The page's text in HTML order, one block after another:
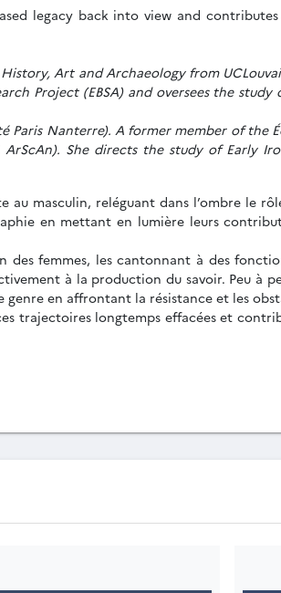
legacy back into view and
Art and Archaeology from
Project (EBSA) and oversees the
Nanterre). A former member of the
She directs the study of Early
au masculin, reléguant dans l’ombre le
en mettant en lumière leurs
femmes, les cantonnant à des
à la production du savoir. Peu à
genre en affrontant la résistance et les
trajectoires longtemps effacées et